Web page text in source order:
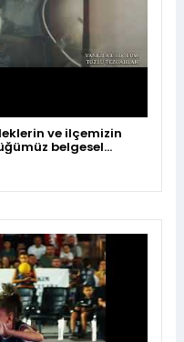
ve ilçemizin
belgesel
‘da bu hafta;
grubu #Yankılar
meydan okuyan